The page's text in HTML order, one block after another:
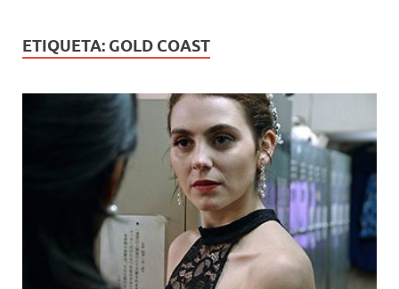
ETIQUETA: GOLD COAST